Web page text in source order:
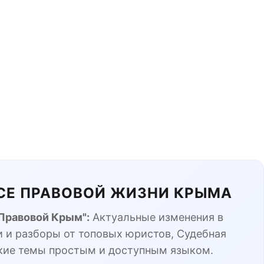
ПРАВОВОЙ ЖИЗНИ КРЫМА
Крым": Актуальные изменения в
и разборы от топовых юристов, Судебная
темы простым и доступным языком.